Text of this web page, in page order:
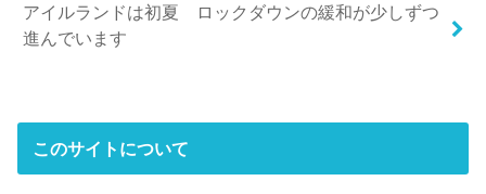
アイルランドは初夏 ロックダウンの緩和が少しずつ
進んでいます
このサイトについて